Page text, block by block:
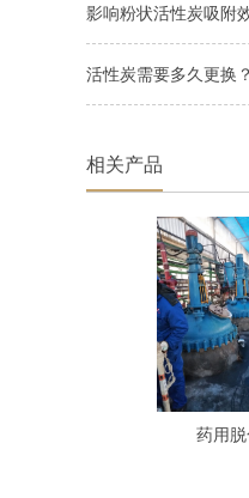
影响粉状活性炭吸附
活性炭需要多久更换？
相关产品
药用